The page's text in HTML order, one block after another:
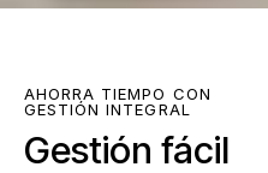
AHORRA TIEMPO CON
GESTIÓN INTEGRAL
Gestión fácil